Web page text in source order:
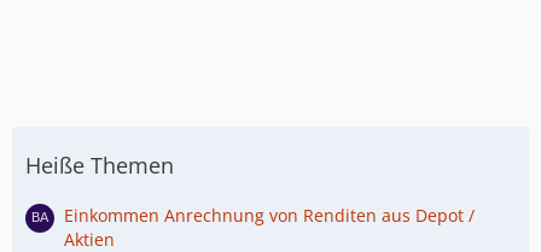
Heiße Themen
Einkommen Anrechnung von Renditen aus Depot /
Aktien